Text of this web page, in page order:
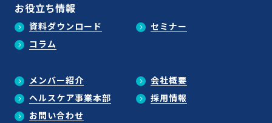
お役立ち情報
資料ダウンロード
セミナー
コラム
メンバー紹介
会社概要
ヘルスケア事業本部
採用情報
お問い合わせ